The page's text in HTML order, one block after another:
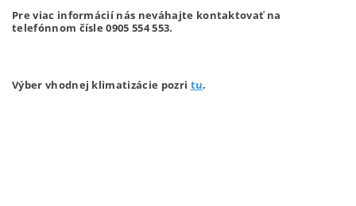
Pre viac informácií nás neváhajte kontaktovať na
telefónnom čísle 0905 554 553.
Výber vhodnej klimatizácie pozri tu.